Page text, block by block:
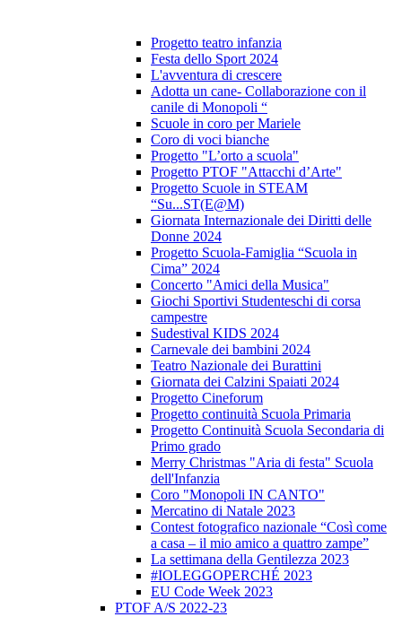
Progetto teatro infanzia
Festa dello Sport 2024
L'avventura di crescere
Adotta un cane- Collaborazione con il
canile di Monopoli “
Scuole in coro per Mariele
Coro di voci bianche
Progetto "L’orto a scuola"
Progetto PTOF "Attacchi d’Arte"
Progetto Scuole in STEAM
“Su...ST(E@M)
Giornata Internazionale dei Diritti delle
Donne 2024
Progetto Scuola-Famiglia “Scuola in
Cima” 2024
Concerto "Amici della Musica"
Giochi Sportivi Studenteschi di corsa
campestre
Sudestival KIDS 2024
Carnevale dei bambini 2024
Teatro Nazionale dei Burattini
Giornata dei Calzini Spaiati 2024
Progetto Cineforum
Progetto continuità Scuola Primaria
Progetto Continuità Scuola Secondaria di
Primo grado
Merry Christmas "Aria di festa" Scuola
dell'Infanzia
Coro "Monopoli IN CANTO"
Mercatino di Natale 2023
Contest fotografico nazionale “Così come
a casa – il mio amico a quattro zampe”
La settimana della Gentilezza 2023
#IOLEGGOPERCHÉ 2023
EU Code Week 2023
PTOF A/S 2022-23